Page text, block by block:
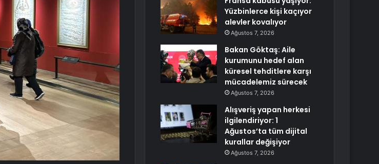
Yüzbinlerce kişi kaçıyor
alevler kovalıyor
Ağustos 7, 2026
Bakan Göktaş: Aile
kurumunu hedef alan
küresel tehditlere karşı
mücadelemiz sürecek
Ağustos 7, 2026
Alışveriş yapan herkesi
ilgilendiriyor: 1
Ağustos’ta tüm dijital
kurallar değişiyor
Ağustos 7, 2026